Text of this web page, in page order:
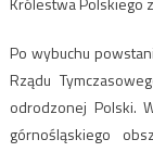
Po wybuchu
Rządu
odrodzonej Polski.
górnośląskiego